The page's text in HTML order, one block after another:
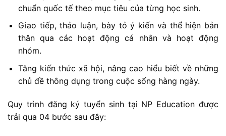
chuẩn quốc tế theo mục tiêu của từng học sinh.
Giao tiếp, thảo luận, bày tỏ ý kiến và thể hiện bản
thân qua các hoạt động cá nhân và hoạt động
nhóm.
Tăng kiến thức xã hội, nâng cao hiểu biết về những
chủ đề thông dụng trong cuộc sống hàng ngày.
Quy trình đăng ký tuyển sinh tại NP Education được
trải qua 04 bước sau đây: